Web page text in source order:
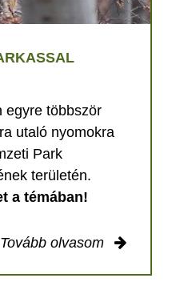
egyre többször
utaló nyomokra
Park
területén.
a témában!
Tovább olvasom